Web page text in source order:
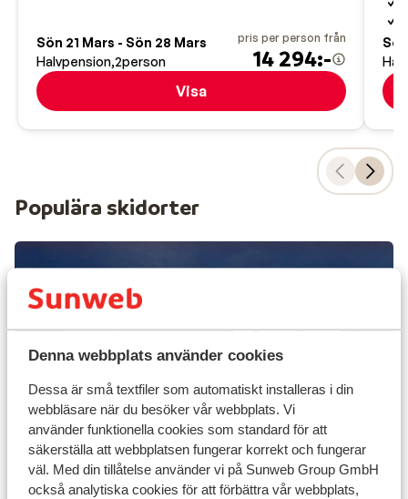
Denna webbplats använder cookies
Dessa är små textfiler som automatiskt installeras i din
webbläsare när du besöker vår webbplats. Vi
använder funktionella cookies som standard för att
säkerställa att webbplatsen fungerar korrekt och fungerar
väl. Med din tillåtelse använder vi på Sunweb Group GmbH
också analytiska cookies för att förbättra vår webbplats,
Sön 21 Mars - Sön 28 Mars
Halvpension 2person
pris per person från
14 294:-
Visa
Populära skidorter
Pas de la Casa